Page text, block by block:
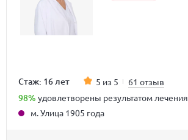
Стаж: 16 лет 5 из 5 61 отзыв
98% удовлетворены результатом лечения
м. Улица 1905 года